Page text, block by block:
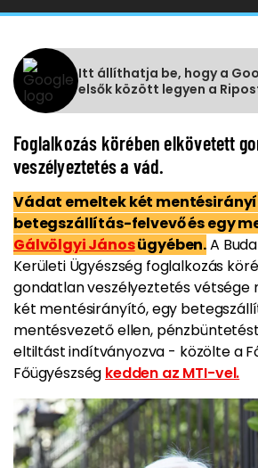
Itt állíthatja be, hogy a
elsők között legyen a
Foglalkozás körében elkövetett
veszélyeztetés a vád.
Vádat emeltek két
betegszállítás-felvevő és egy
Gálvölgyi Jánosügyében.A
Kerületi Ügyészség foglalkozás
gondatlan veszélyeztetés
két mentésirányító, egy
mentésvezető ellen,
eltiltást indítványozva - közölte a
Főügyészség kedden az MTI-vel.